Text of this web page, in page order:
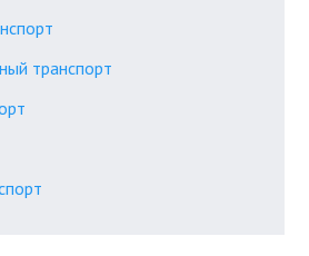
транспорт